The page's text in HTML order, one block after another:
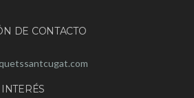
DE CONTACTO